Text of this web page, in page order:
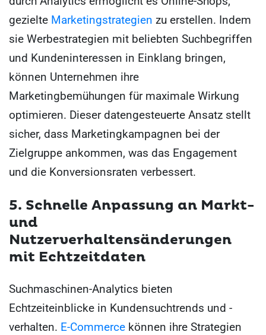
gezielte Marketingstrategien zu erstellen. Indem
sie Werbestrategien mit beliebten Suchbegriffen
und Kundeninteressen in Einklang bringen,
können Unternehmen ihre
Marketingbemühungen für maximale Wirkung
optimieren. Dieser datengesteuerte Ansatz stellt
sicher, dass Marketingkampagnen bei der
Zielgruppe ankommen, was das Engagement
und die Konversionsraten verbessert.
5. Schnelle Anpassung an Markt-
und
Nutzerverhaltensänderungen
mit Echtzeitdaten
Suchmaschinen-Analytics bieten
Echtzeiteinblicke in Kundensuchtrends und -
verhalten. E-Commerce können ihre Strategien